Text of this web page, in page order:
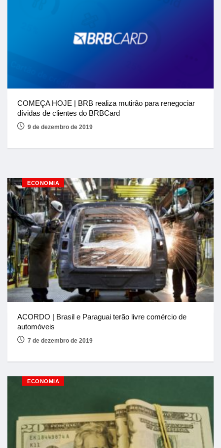
COMEÇA HOJE | BRB realiza mutirão para renegociar
dívidas de clientes do BRBCard
9 de dezembro de 2019
ECONOMIA
ACORDO | Brasil e Paraguai terão livre comércio de
automóveis
7 de dezembro de 2019
ECONOMIA